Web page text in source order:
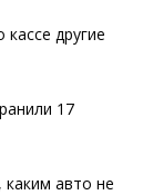
другие
17
авто не